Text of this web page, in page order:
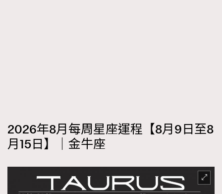
2026年8月每周星座運程【8月9日至8
月15日】｜金牛座